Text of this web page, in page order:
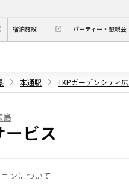
宿泊施設 パーティー・懇親会
本通駅 TKPガーデンシティ
島
ービス
ンについて